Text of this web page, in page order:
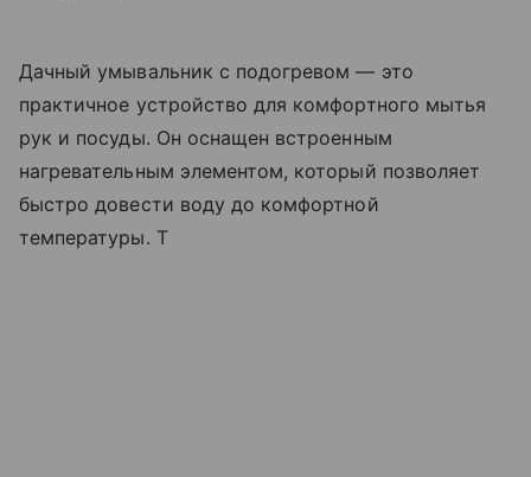
Дачный умывальник с подогревом — это
практичное устройство для комфортного мытья
рук и посуды. Он оснащен встроенным
нагревательным элементом, который позволяет
быстро довести воду до комфортной
температуры. Т